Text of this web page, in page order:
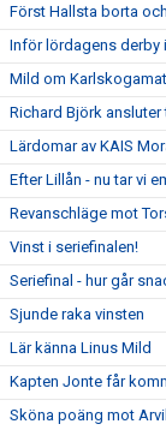
Först Hallsta borta
Inför lördagens derby
Mild om
Richard Björk ansluter
Lärdomar av KAIS
Efter Lillån - nu tar vi
Revanschläge mot
Vinst i seriefinalen!
Seriefinal - hur går
Sjunde raka vinsten
Lär känna Linus Mild
Kapten Jonte får
Sköna poäng mot